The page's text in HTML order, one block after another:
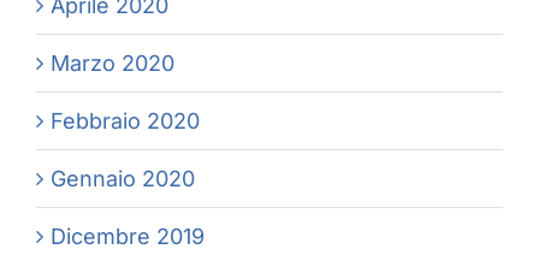
Aprile 2020
Marzo 2020
Febbraio 2020
Gennaio 2020
Dicembre 2019